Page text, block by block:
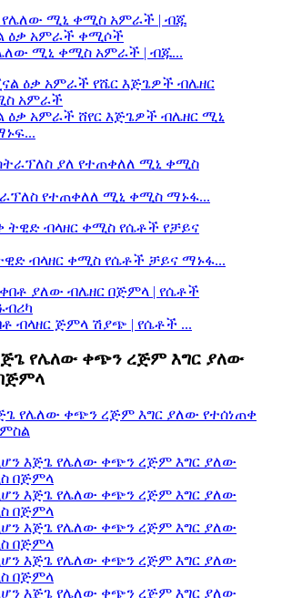
ሚኒ ቀሚስ አምራች | ብጁ...
ዕቃ አምራች ሸየር እጅጌዎች ብሌዘር ሚኒ
የተጠቀለለ ሚኒ ቀሚስ ማኑፋ...
ብላዘር ቀሚስ የሴቶች ቻይና ማኑፋ...
ብላዘር ጅምላ ሽያጭ | የሴቶች ...
የሌለው ቀጭን ረጅም እግር ያለው